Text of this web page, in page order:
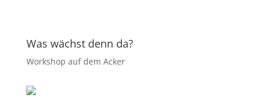
Was wächst denn da?
Workshop auf dem Acker